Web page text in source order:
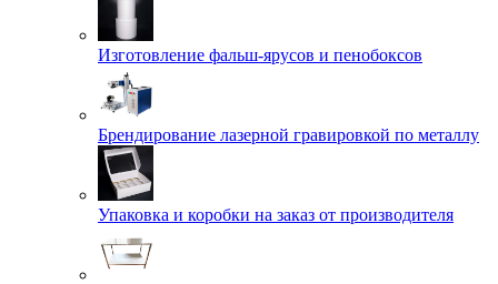
Изготовление фальш-ярусов и пенобоксов
Брендирование лазерной гравировкой по металлу
Упаковка и коробки на заказ от производителя